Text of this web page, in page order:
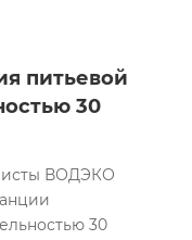
питьевой
30
ВОДЭКО
30